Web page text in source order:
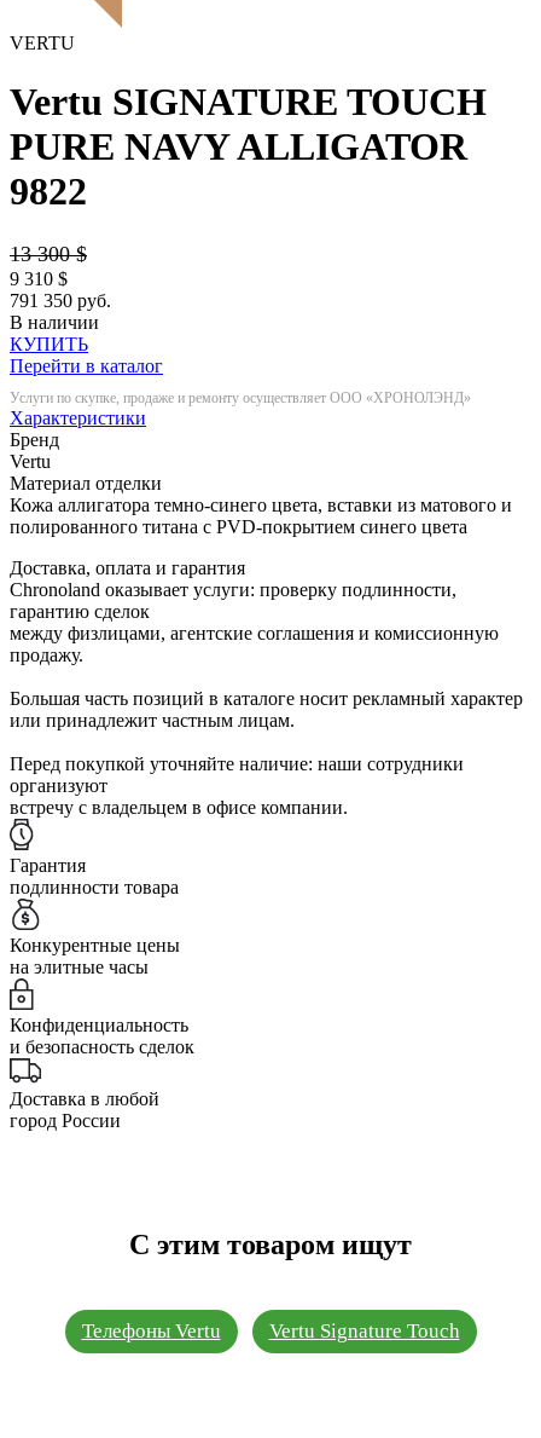
VERTU
Vertu SIGNATURE TOUCH
PURE NAVY ALLIGATOR
9822
13 300$
9 310 $
791 350 руб.
В наличии
КУПИТЬ
Перейти в каталог
Услуги по скупке, продаже и ремонту осуществляет ООО «ХРОНОЛЭНД»
Характеристики
Бренд
Vertu
Материал отделки
Кожа аллигатора темно-синего цвета, вставки из матового и
полированного титана с PVD-покрытием синего цвета
Доставка, оплата и гарантия
Chronoland оказывает услуги: проверку подлинности,
гарантию сделок
между физлицами, агентские соглашения и комиссионную
продажу.
Большая часть позиций в каталоге носит рекламный характер
или принадлежит частным лицам.
Перед покупкой уточняйте наличие: наши сотрудники
организуют
встречу с владельцем в офисе компании.
Гарантия
подлинности товара
Конкурентные цены
на элитные часы
Конфиденциальность
и безопасность сделок
Доставка в любой
город России
С этим товаром ищут
Телефоны Vertu Vertu Signature Touch